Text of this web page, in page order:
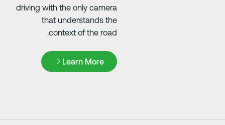
driving with the only camera
that understands the
context of the road.